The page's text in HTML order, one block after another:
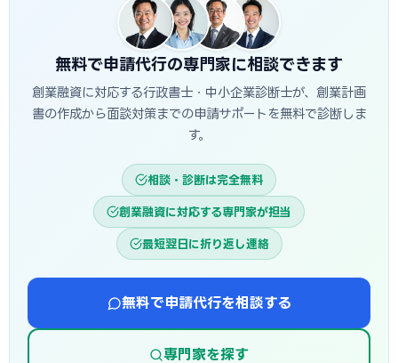
無料で申請代行の専門家に相談できます
創業融資に対応する行政書士・中小企業診断士が、創業計画
書の作成から面談対策までの申請サポートを無料で診断しま
す。
相談・診断は完全無料
創業融資に対応する専門家が担当
最短翌日に折り返し連絡
無料で申請代行を相談する
専門家を探す